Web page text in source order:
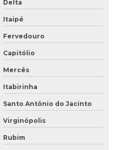
Delta
Itaipé
Fervedouro
Capitólio
Mercês
Itabirinha
Santo Antônio do Jacinto
Virginópolis
Rubim